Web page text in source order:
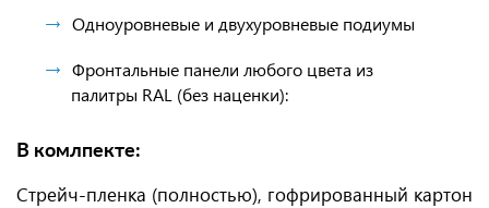
Одноуровневые и двухуровневые подиумы
Фронтальные панели любого цвета из
палитры RAL (без наценки):
В комлпекте:
Стрейч-пленка (полностью), гофрированный картон